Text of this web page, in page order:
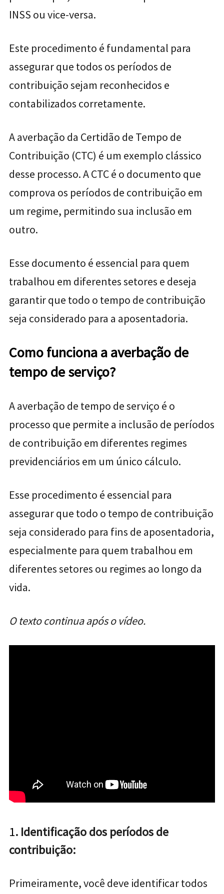
INSS ou vice-versa.
Este procedimento é fundamental para
assegurar que todos os períodos de
contribuição sejam reconhecidos e
contabilizados corretamente.
A averbação da Certidão de Tempo de
Contribuição (CTC) é um exemplo clássico
desse processo. A CTC é o documento que
comprova os períodos de contribuição em
um regime, permitindo sua inclusão em
outro.
Esse documento é essencial para quem
trabalhou em diferentes setores e deseja
garantir que todo o tempo de contribuição
seja considerado para a aposentadoria.
Como funciona a averbação de
tempo de serviço?
A averbação de tempo de serviço é o
processo que permite a inclusão de períodos
de contribuição em diferentes regimes
previdenciários em um único cálculo.
Esse procedimento é essencial para
assegurar que todo o tempo de contribuição
seja considerado para fins de aposentadoria,
especialmente para quem trabalhou em
diferentes setores ou regimes ao longo da
vida.
O texto continua após o vídeo.
1. Identificação dos períodos de
contribuição:
Primeiramente, você deve identificar todos